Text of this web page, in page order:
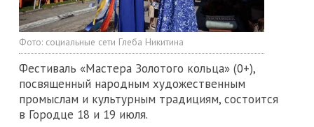
Фото: социальные сети Глеба Никитина
Фестиваль «Мастера Золотого кольца» (0+),
посвященный народным художественным
промыслам и культурным традициям, состоится
в Городце 18 и 19 июля.